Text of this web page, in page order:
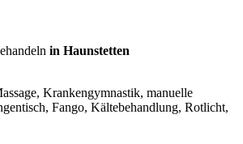
in Haunstetten
Krankengymnastik, manuelle
Fango, Kältebehandlung, Rotlicht,